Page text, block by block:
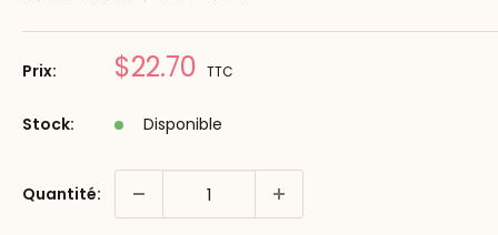
Prix: Prix
$22.70 TTC
Stock: Disponible
Quantité: